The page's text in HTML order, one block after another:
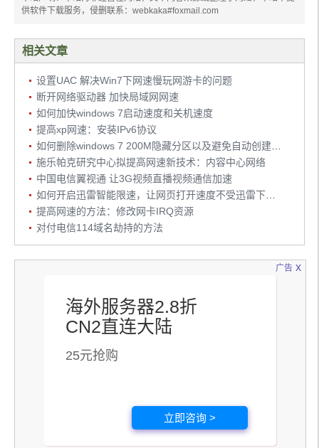
供软件下载服务，侵删联系：webkaka#foxmail.com
相关文章
设置UAC 解决Win7下网速慢玩网游卡的问题
断开网络驱动器 加快局域网网速
如何加快windows 7启动速度和关机速度
提高xp网速：安装IPv6协议
施乐帕克研究中心拟提高网速新技术：内容中心网络
中国电信翼视通 让3G视频直播视频通信加速
提高网速的方法：修改网卡IRQ资源
对付电信114域名劫持的方法
广告
海外服务器2.8折
CN2直连大陆
25元抢购
立即咨询 >
x